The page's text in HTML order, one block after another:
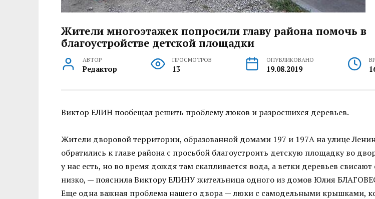
Жители многоэтажек попросили главу района помочь в
благоустройстве детской площадки
АВТОР
Редактор
ПРОСМОТРОВ
13
ОПУБЛИКОВАНО
19.08.2019
Виктор ЕЛИН пообещал решить проблему люков и разросшихся деревьев.
Жители дворовой территории, образованной домами 197 и 197А на улице
обратились к главе района с просьбой благоустроить детскую площадку во
у нас есть, но во время дождя там скапливается вода, а ветки деревьев свисают
низко, — пояснила Виктору ЕЛИНУ жительница одного из домов Юлия
Еще одна важная проблема нашего двора — люки с самодельными крышками,